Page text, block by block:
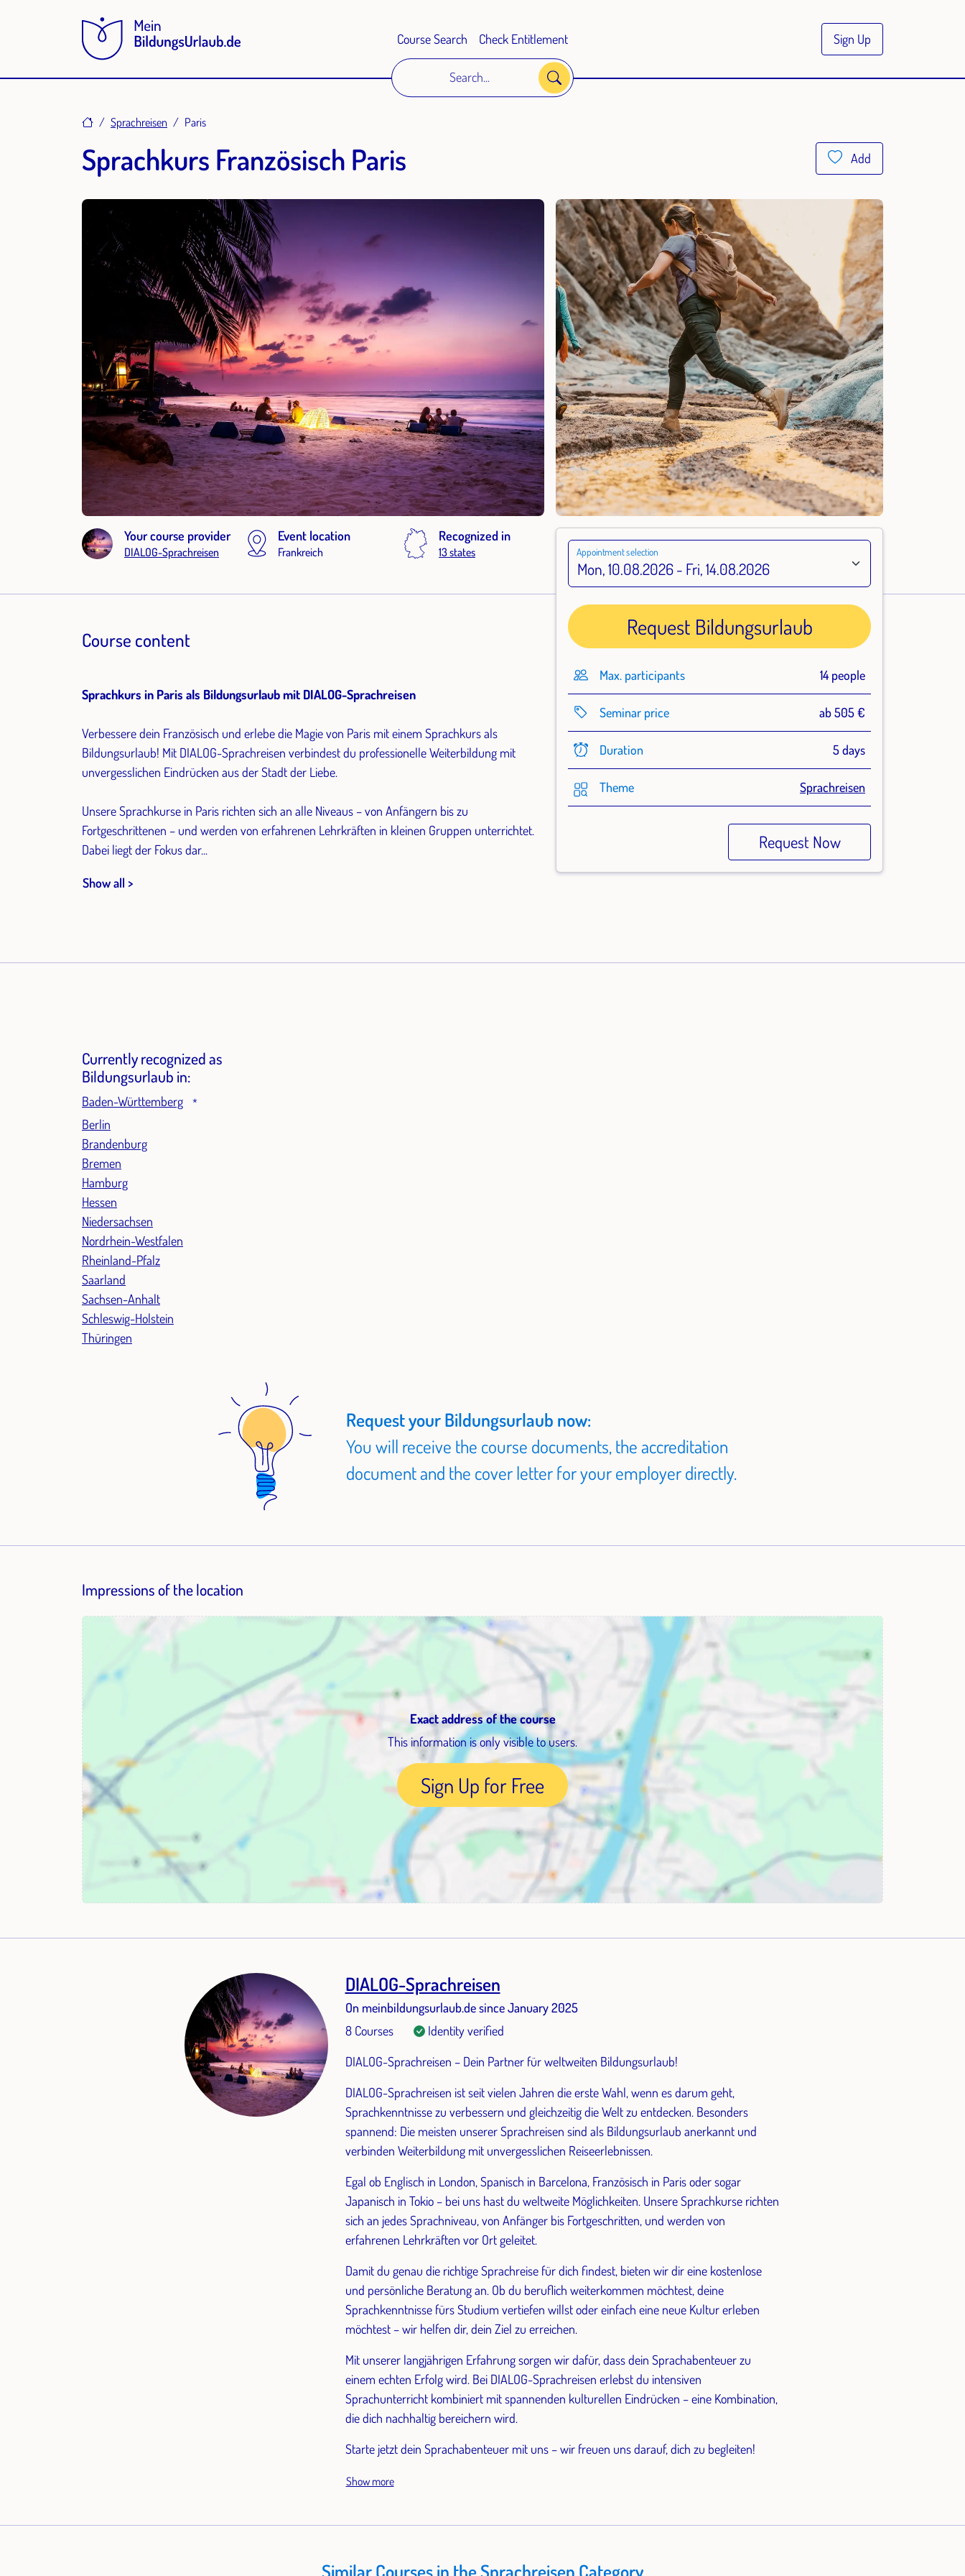
Course Search Check Entitlement
Search...
Sign Up
HomeSprachreisen Paris
Sprachkurs Französisch Paris Add
Your course provider
DIALOG-Sprachreisen
Event location
Frankreich
Recognized in
13 states
Course content
Sprachkurs in Paris als Bildungsurlaub mit DIALOG-Sprachreisen
Verbessere dein Französisch und erlebe die Magie von Paris mit einem Sprachkurs als
Bildungsurlaub! Mit DIALOG-Sprachreisen verbindest du professionelle Weiterbildung mit
unvergesslichen Eindrücken aus der Stadt der Liebe.
Unsere Sprachkurse in Paris richten sich an alle Niveaus – von Anfängern bis zu
Fortgeschrittenen – und werden von erfahrenen Lehrkräften in kleinen Gruppen unterrichtet.
Dabei liegt der Fokus dar...
Show all >
Currently recognized as
Bildungsurlaub in:
Baden-Württemberg *
Berlin
Brandenburg
Bremen
Hamburg
Hessen
Niedersachsen
Nordrhein-Westfalen
Rheinland-Pfalz
Saarland
Sachsen-Anhalt
Schleswig-Holstein
Thüringen
Appointment selection
Request Bildungsurlaub
Max. participants 14 people
Seminar price ab 505 €
Duration 5 days
Theme Sprachreisen
Request Now
Request your Bildungsurlaub now:
You will receive the course documents, the accreditation
document and the cover letter for your employer directly.
Impressions of the location
Exact address of the course
This information is only visible to users.
Sign Up for Free
DIALOG-Sprachreisen
On meinbildungsurlaub.de since January 2025
8 Courses
Identity verified
DIALOG-Sprachreisen – Dein Partner für weltweiten Bildungsurlaub!
DIALOG-Sprachreisen ist seit vielen Jahren die erste Wahl, wenn es darum geht,
Sprachkenntnisse zu verbessern und gleichzeitig die Welt zu entdecken. Besonders
spannend: Die meisten unserer Sprachreisen sind als Bildungsurlaub anerkannt und
verbinden Weiterbildung mit unvergesslichen Reiseerlebnissen.
Egal ob Englisch in London, Spanisch in Barcelona, Französisch in Paris oder sogar
Japanisch in Tokio – bei uns hast du weltweite Möglichkeiten. Unsere Sprachkurse richten
sich an jedes Sprachniveau, von Anfänger bis Fortgeschritten, und werden von
erfahrenen Lehrkräften vor Ort geleitet.
Damit du genau die richtige Sprachreise für dich findest, bieten wir dir eine kostenlose
und persönliche Beratung an. Ob du beruflich weiterkommen möchtest, deine
Sprachkenntnisse fürs Studium vertiefen willst oder einfach eine neue Kultur erleben
möchtest – wir helfen dir, dein Ziel zu erreichen.
Mit unserer langjährigen Erfahrung sorgen wir dafür, dass dein Sprachabenteuer zu
einem echten Erfolg wird. Bei DIALOG-Sprachreisen erlebst du intensiven
Sprachunterricht kombiniert mit spannenden kulturellen Eindrücken – eine Kombination,
die dich nachhaltig bereichern wird.
Starte jetzt dein Sprachabenteuer mit uns – wir freuen uns darauf, dich zu begleiten!
Show more
Similar Courses in the Sprachreisen Category